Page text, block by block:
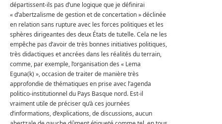
départissent-ils pas d’une logique que je définirai
« d’abertzalisme de gestion et de concertation » déclinée
en relation sans rupture avec les forces politiques et les
sphères dirigeantes des deux États de tutelle. Cela ne les
empêche pas d’avoir de très bonnes initiatives politiques,
très didactiques et ancrées dans les réalités du terrain,
comme, par exemple, l’organisation des « Lema
Eguna(k) », occasion de traiter de manière très
approfondie de thématiques en prise avec l’agenda
politico-institutionnel du Pays Basque nord. Est-il
vraiment utile de préciser qu’à ces journées
d’informations, d’explications, de discussions, aucun